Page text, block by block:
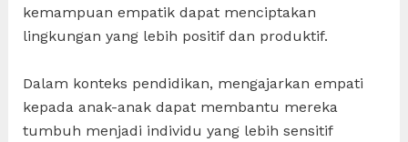
kemampuan empatik dapat menciptakan
lingkungan yang lebih positif dan produktif.
Dalam konteks pendidikan, mengajarkan empati
kepada anak-anak dapat membantu mereka
tumbuh menjadi individu yang lebih sensitif